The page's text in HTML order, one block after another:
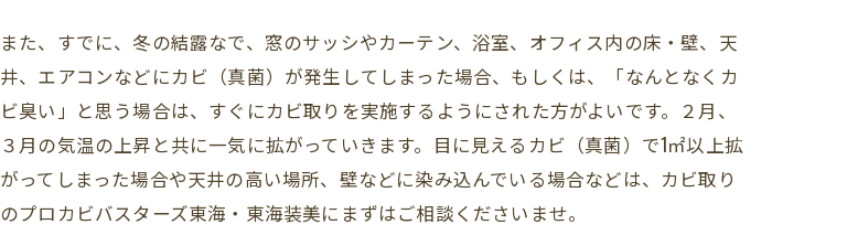
また、すでに、冬の結露なで、窓のサッシやカーテン、浴室、オフィス内の床・壁、天
井、エアコンなどにカビ（真菌）が発生してしまった場合、もしくは、「なんとなくカ
ビ臭い」と思う場合は、すぐにカビ取りを実施するようにされた方がよいです。２月、
３月の気温の上昇と共に一気に拡がっていきます。目に見えるカビ（真菌）で1㎡以上拡
がってしまった場合や天井の高い場所、壁などに染み込んでいる場合などは、カビ取り
のプロカビバスターズ東海・東海装美にまずはご相談くださいませ。